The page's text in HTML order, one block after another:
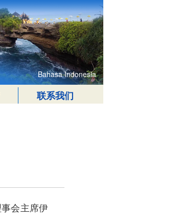
Bahasa Indonesia
联系我们
会主席伊